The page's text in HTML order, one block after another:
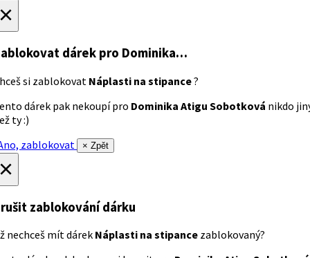
dárek pro Dominika…
si zablokovat Náplasti na stipance?
dárek pak nekoupí pro Dominika Atigu Sobotková nikdo
ty :)
zablokovat
× Zpět
zablokování dárku
nechceš mít dárek Náplasti na stipance zablokovaný?